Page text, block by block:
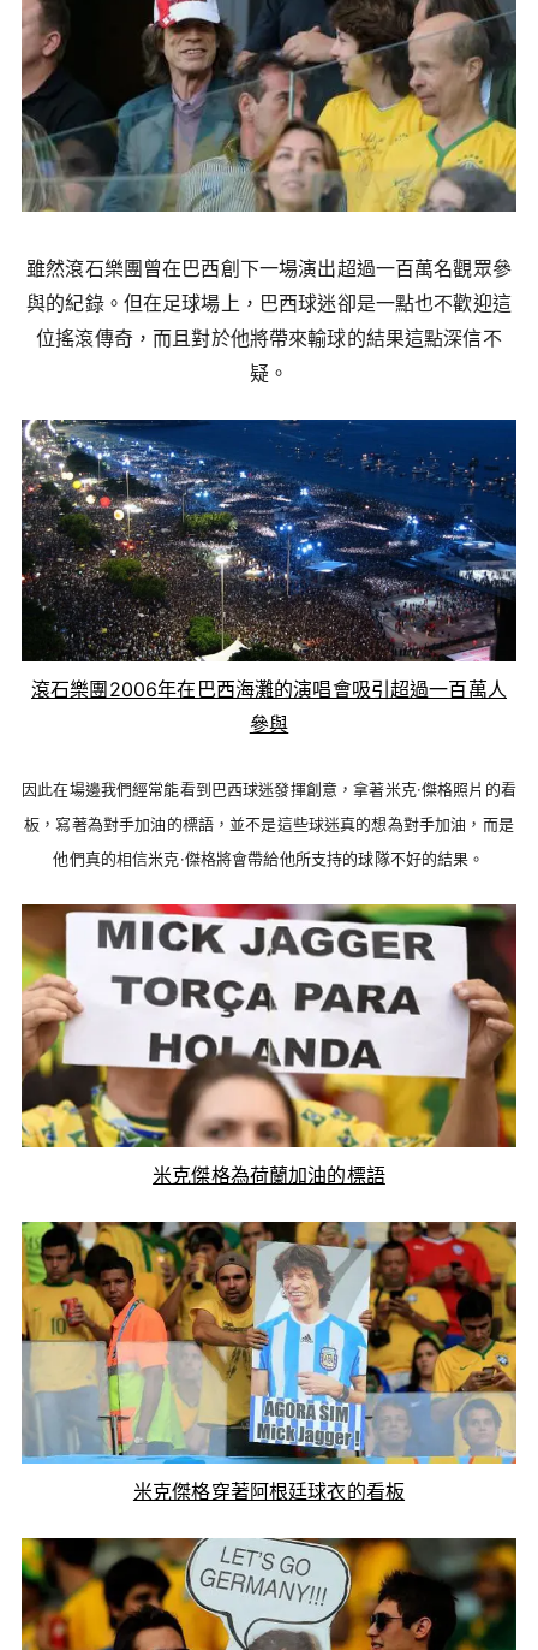
雖然滾石樂團曾在巴西創下一場演出超過一百萬名觀眾參
與的紀錄。但在足球場上，巴西球迷卻是一點也不歡迎這
位搖滾傳奇，而且對於他將帶來輸球的結果這點深信不
疑。
滾石樂團2006年在巴西海灘的演唱會吸引超過一百萬人
參與
因此在場邊我們經常能看到巴西球迷發揮創意，拿著米克·傑格照片的看
板，寫著為對手加油的標語，並不是這些球迷真的想為對手加油，而是
他們真的相信米克·傑格將會帶給他所支持的球隊不好的結果。
米克傑格為荷蘭加油的標語
米克傑格穿著阿根廷球衣的看板